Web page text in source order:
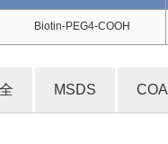
Biotin-PEG4-COOH
MSDS COA